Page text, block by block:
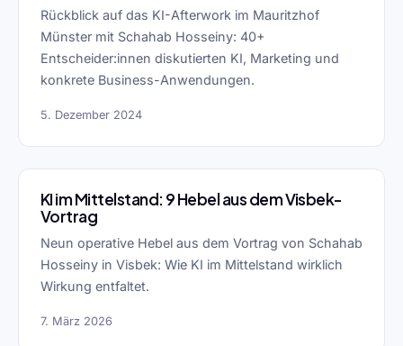
Rückblick auf das KI-Afterwork im Mauritzhof
Münster mit Schahab Hosseiny: 40+
Entscheider:innen diskutierten KI, Marketing und
konkrete Business-Anwendungen.
5. Dezember 2024
KI im Mittelstand: 9 Hebel aus dem Visbek-
Vortrag
Neun operative Hebel aus dem Vortrag von Schahab
Hosseiny in Visbek: Wie KI im Mittelstand wirklich
Wirkung entfaltet.
7. März 2026